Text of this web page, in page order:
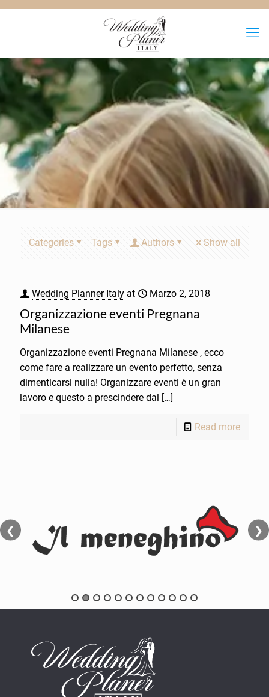
Categories Tags Authors Show all
Wedding Planner Italy at Marzo 2, 2018
Organizzazione eventi Pregnana
Milanese
Organizzazione eventi Pregnana Milanese , ecco
come fare a realizzare un evento perfetto, senza
dimenticarsi nulla! Organizzare eventi è un gran
lavoro e questo a prescindere dal […]
Read more
❮ ❯